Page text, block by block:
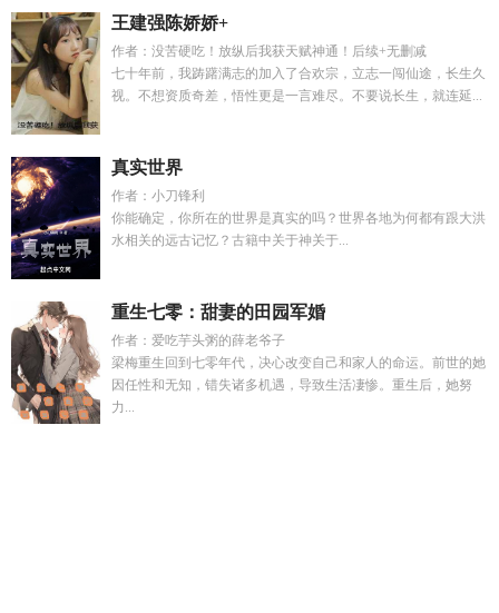
王建强陈娇娇+
作者：没苦硬吃！放纵后我获天赋神通！后续+无删减
七十年前，我踌躇满志的加入了合欢宗，立志一闯仙途，长生久
视。不想资质奇差，悟性更是一言难尽。不要说长生，就连延...
真实世界
作者：小刀锋利
你能确定，你所在的世界是真实的吗？世界各地为何都有跟大洪
水相关的远古记忆？古籍中关于神关于...
重生七零：甜妻的田园军婚
作者：爱吃芋头粥的薛老爷子
梁梅重生回到七零年代，决心改变自己和家人的命运。前世的她
因任性和无知，错失诸多机遇，导致生活凄惨。重生后，她努
力...